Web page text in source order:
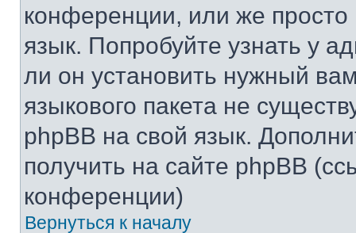
конференции, или же
язык. Попробуйте узнать у
ли он установить нужный
языкового пакета не
phpBB на свой язык.
получить на сайте phpBB
конференции)
Вернуться к началу